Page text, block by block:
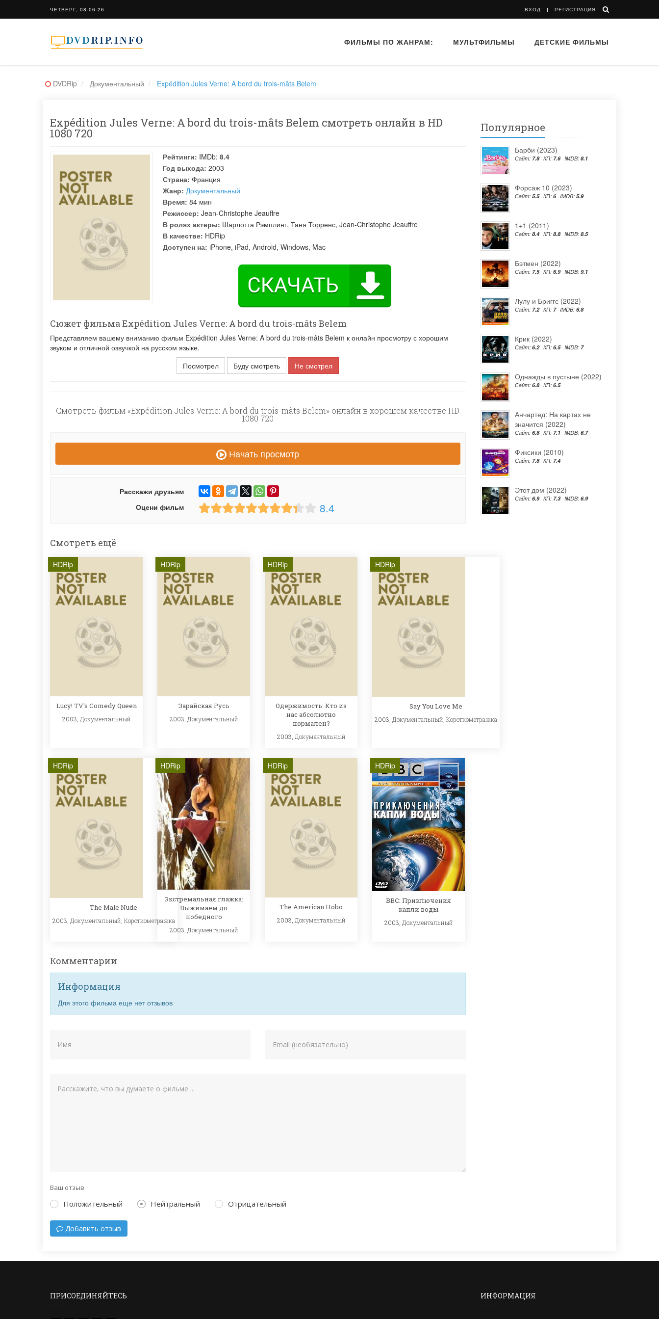
ЧЕТВЕРГ, 08-06-26 ВХОД РЕГИСТРАЦИЯ
ФИЛЬМЫ ПО ЖАНРАМ: МУЛЬТФИЛЬМЫ ДЕТСКИЕ ФИЛЬМЫ
DVDRip Документальный Expédition Jules Verne: A bord du trois-mâts Belem
Expédition Jules Verne: A bord du trois-mâts Belem смотреть онлайн в HD
1080 720
Рейтинги: IMDb: 8.4
Год выхода: 2003
Страна: Франция
Жанр: Документальный
Время: 84 мин
Режиссер: Jean-Christophe Jeauffre
В ролях актеры: Шарлотта Рэмплинг, Таня Торренс, Jean-Christophe Jeauffre
В качестве: HDRip
Доступен на: iPhone, iPad, Android, Windows, Mac
Сюжет фильма Expédition Jules Verne: A bord du trois-mâts Belem
Представляем вашему вниманию фильм Expédition Jules Verne: A bord du trois-mâts Belem к онлайн просмотру с хорошим
звуком и отличной озвучкой на русском языке.
Посмотрел
Буду смотреть Не смотрел
Смотреть фильм «Expédition Jules Verne: A bord du trois-mâts Belem» онлайн в хорошем качестве HD
1080 720
Начать просмотр
Расскажи друзьям
Оцени фильм
8.4
Смотреть ещё
HDRip
Lucy! TV's Comedy Queen
2003, Документальный
HDRip
Зарайская Русь
2003, Документальный
HDRip
Одержимость: Кто из
нас абсолютно
нормален?
2003, Документальный
HDRip
Say You Love Me
2003, Документальный Короткометражка
HDRip
The Male Nude
2003, Документальный Короткометражка
HDRip
Экстремальная глажка:
Выжимаем до
победного
2003, Документальный
HDRip
The American Hobo
2003, Документальный
HDRip
BBC: Приключения
капли воды
2003, Документальный
Комментарии
Информация
Для этого фильма еще нет отзывов
Ваш отзыв
Положительный Нейтральный Отрицательный
Добавить отзыв
Популярное
Барби (2023)
Сайт: 7.8 КП: 7.6 IMDB: 8.1
Форсаж 10 (2023)
Сайт: 5.5 КП: 6 IMDB: 5.9
1+1 (2011)
Сайт: 8.4 КП: 8.8 IMDB: 8.5
Бэтмен (2022)
Сайт: 7.5 КП: 6.9 IMDB: 9.1
Лулу и Бриггс (2022)
Сайт: 7.2 КП: 7 IMDB: 6.8
Крик (2022)
Сайт: 6.2 КП: 6.5 IMDB: 7
Однажды в пустыне (2022)
Сайт: 6.8 КП: 6.5
Анчартед: На картах не
значится (2022)
Сайт: 6.8 КП: 7.1 IMDB: 6.7
Фиксики (2010)
Сайт: 7.8 КП: 7.4
Этот дом (2022)
Сайт: 6.9 КП: 7.3 IMDB: 6.9
ПРИСОЕДИНЯЙТЕСЬ ИНФОРМАЦИЯ